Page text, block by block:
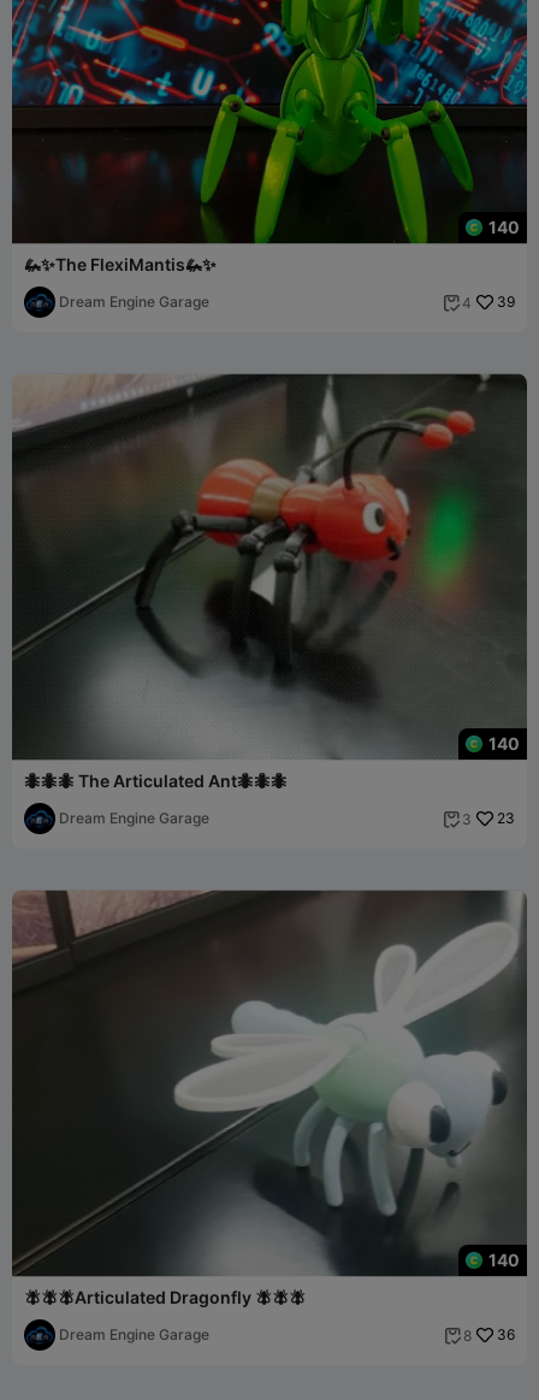
140
🦗✨The FlexiMantis🦗✨
Dream Engine Garage  4 39
140
🐜🐜🐜 The Articulated Ant🐜🐜🐜
Dream Engine Garage  3 23
140
🪰🪰🪰Articulated Dragonfly 🪰🪰🪰
Dream Engine Garage  8 36